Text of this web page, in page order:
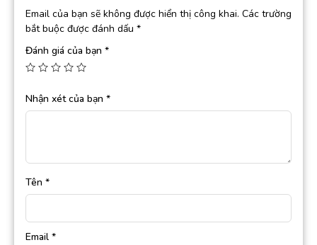
Email của bạn sẽ không được hiển thị công khai. Các trường
bắt buộc được đánh dấu *
Đánh giá của bạn *
Nhận xét của bạn *
Tên *
Email *